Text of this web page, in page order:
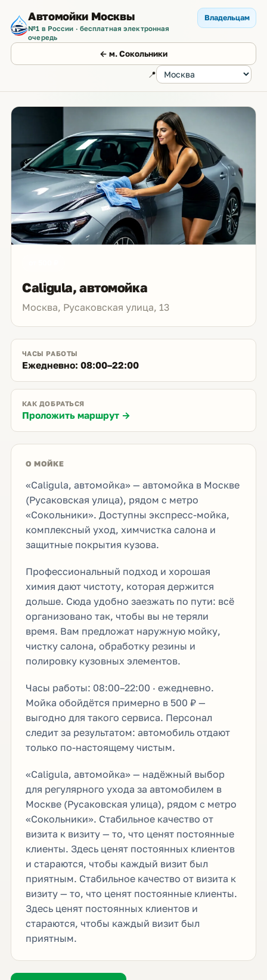
Автомойки Москвы
№1 в России · бесплатная электронная
очередь
← м. Сокольники
📍
Владельцам
Caligula, автомойка
Москва, Русаковская улица, 13
ЧАСЫ РАБОТЫ
Ежедневно: 08:00–22:00
КАК ДОБРАТЬСЯ
Проложить маршрут →
О МОЙКЕ
«Caligula, автомойка» — автомойка в Москве
(Русаковская улица), рядом с метро
«Сокольники». Доступны экспресс-мойка,
комплексный уход, химчистка салона и
защитные покрытия кузова.
Профессиональный подход и хорошая
химия дают чистоту, которая держится
дольше. Сюда удобно заезжать по пути: всё
организовано так, чтобы вы не теряли
время. Вам предложат наружную мойку,
чистку салона, обработку резины и
полировку кузовных элементов.
Часы работы: 08:00–22:00 · ежедневно.
Мойка обойдётся примерно в 500 ₽ —
выгодно для такого сервиса. Персонал
следит за результатом: автомобиль отдают
только по-настоящему чистым.
«Caligula, автомойка» — надёжный выбор
для регулярного ухода за автомобилем в
Москве (Русаковская улица), рядом с метро
«Сокольники». Стабильное качество от
визита к визиту — то, что ценят постоянные
клиенты. Здесь ценят постоянных клиентов
и стараются, чтобы каждый визит был
приятным. Стабильное качество от визита к
визиту — то, что ценят постоянные клиенты.
Здесь ценят постоянных клиентов и
стараются, чтобы каждый визит был
приятным.